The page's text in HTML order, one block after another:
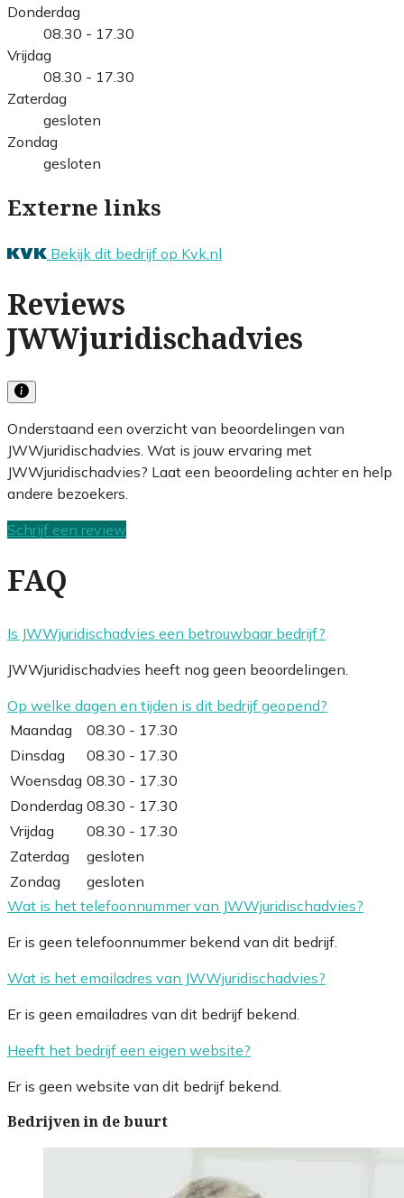
Donderdag
08.30 - 17.30
Vrijdag
08.30 - 17.30
Zaterdag
gesloten
Zondag
gesloten
Externe links
Bekijk dit bedrijf op Kvk.nl
Reviews
JWWjuridischadvies
Onderstaand een overzicht van beoordelingen van
JWWjuridischadvies. Wat is jouw ervaring met
JWWjuridischadvies? Laat een beoordeling achter en help
andere bezoekers.
Schrijf een review
FAQ
Is JWWjuridischadvies een betrouwbaar bedrijf?
JWWjuridischadvies heeft nog geen beoordelingen.
Op welke dagen en tijden is dit bedrijf geopend?
Maandag
08.30 - 17.30
Dinsdag
08.30 - 17.30
Woensdag 08.30 - 17.30
Donderdag 08.30 - 17.30
Vrijdag
08.30 - 17.30
Zaterdag
gesloten
Zondag
gesloten
Wat is het telefoonnummer van JWWjuridischadvies?
Er is geen telefoonnummer bekend van dit bedrijf.
Wat is het emailadres van JWWjuridischadvies?
Er is geen emailadres van dit bedrijf bekend.
Heeft het bedrijf een eigen website?
Er is geen website van dit bedrijf bekend.
Bedrijven in de buurt